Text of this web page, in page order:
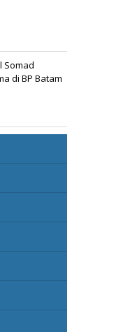
Somad
di BP Batam